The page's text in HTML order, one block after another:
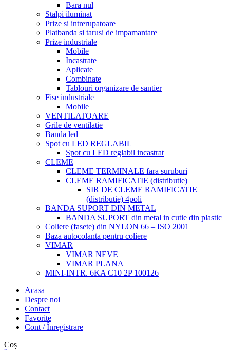
Bara nul
Stalpi iluminat
Prize si intrerupatoare
Platbanda si tarusi de impamantare
Prize industriale
Mobile
Incastrate
Aplicate
Combinate
Tablouri organizare de santier
Fise industriale
Mobile
VENTILATOARE
Grile de ventilatie
Banda led
Spot cu LED REGLABIL
Spot cu LED reglabil incastrat
CLEME
CLEME TERMINALE fara suruburi
CLEME RAMIFICATIE (distributie)
SIR DE CLEME RAMIFICATIE
(distributie) 4poli
BANDA SUPORT DIN METAL
BANDA SUPORT din metal in cutie din plastic
Coliere (fasete) din NYLON 66 – ISO 2001
Baza autocolanta pentru coliere
VIMAR
VIMAR NEVE
VIMAR PLANA
MINI-INTR. 6KA C10 2P 100126
Acasa
Despre noi
Contact
Favorite
Cont / Înregistrare
Coș